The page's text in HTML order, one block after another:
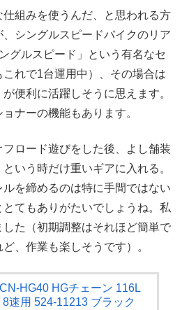
組みを使うんだ、と思われる方
シングルスピードバイクのリア
グルスピード」という有名なセ
れで1台運用中）、その場合は
便利に活躍しそうに思えます。
ナーの機能もあります。
ロード遊びをした後、よし舗装
いう時だけ重いギアに入れる。
を締めるのは特に手間ではない
てもありがたいでしょうね。私
た（初期調整はそれほど簡単で
、作業も楽しそうです）。
HG40 HGチェーン 116L
速用 524-11213 ブラック